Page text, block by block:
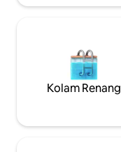
Kolam Renang